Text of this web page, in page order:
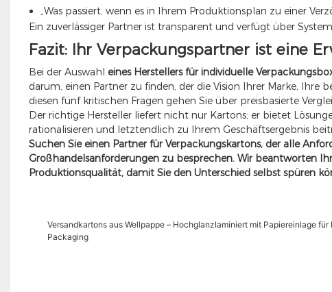
„Was passiert, wenn es in Ihrem Produktionsplan zu einer
Ein zuverlässiger Partner ist transparent und verfügt über
Fazit: Ihr Verpackungspartner ist eine
Bei der Auswahl eines Herstellers für individuelle
darum, einen Partner zu finden, der die Vision Ihrer Marke,
diesen fünf kritischen Fragen gehen Sie über preisbasierte
Der richtige Hersteller liefert nicht nur Kartons; er bietet
rationalisieren und letztendlich zu Ihrem Geschäftsergebnis
Suchen Sie einen Partner für Verpackungskartons, der alle
Großhandelsanforderungen zu besprechen. Wir beantworten
Produktionsqualität, damit Sie den Unterschied selbst spüren
Versandkartons aus Wellpappe – Hochglanzlaminiert mit Papiereinlage
Packaging